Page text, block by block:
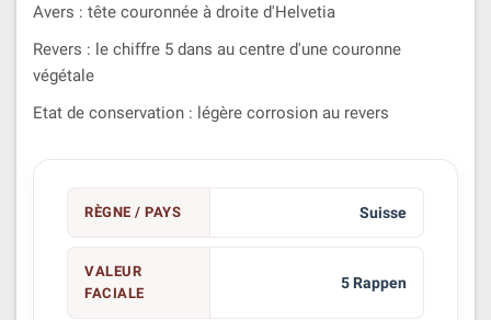
Avers : tête couronnée à droite d'Helvetia
Revers : le chiffre 5 dans au centre d'une couronne
végétale
Etat de conservation : légère corrosion au revers
RÈGNE / PAYS Suisse
VALEUR
FACIALE
5 Rappen